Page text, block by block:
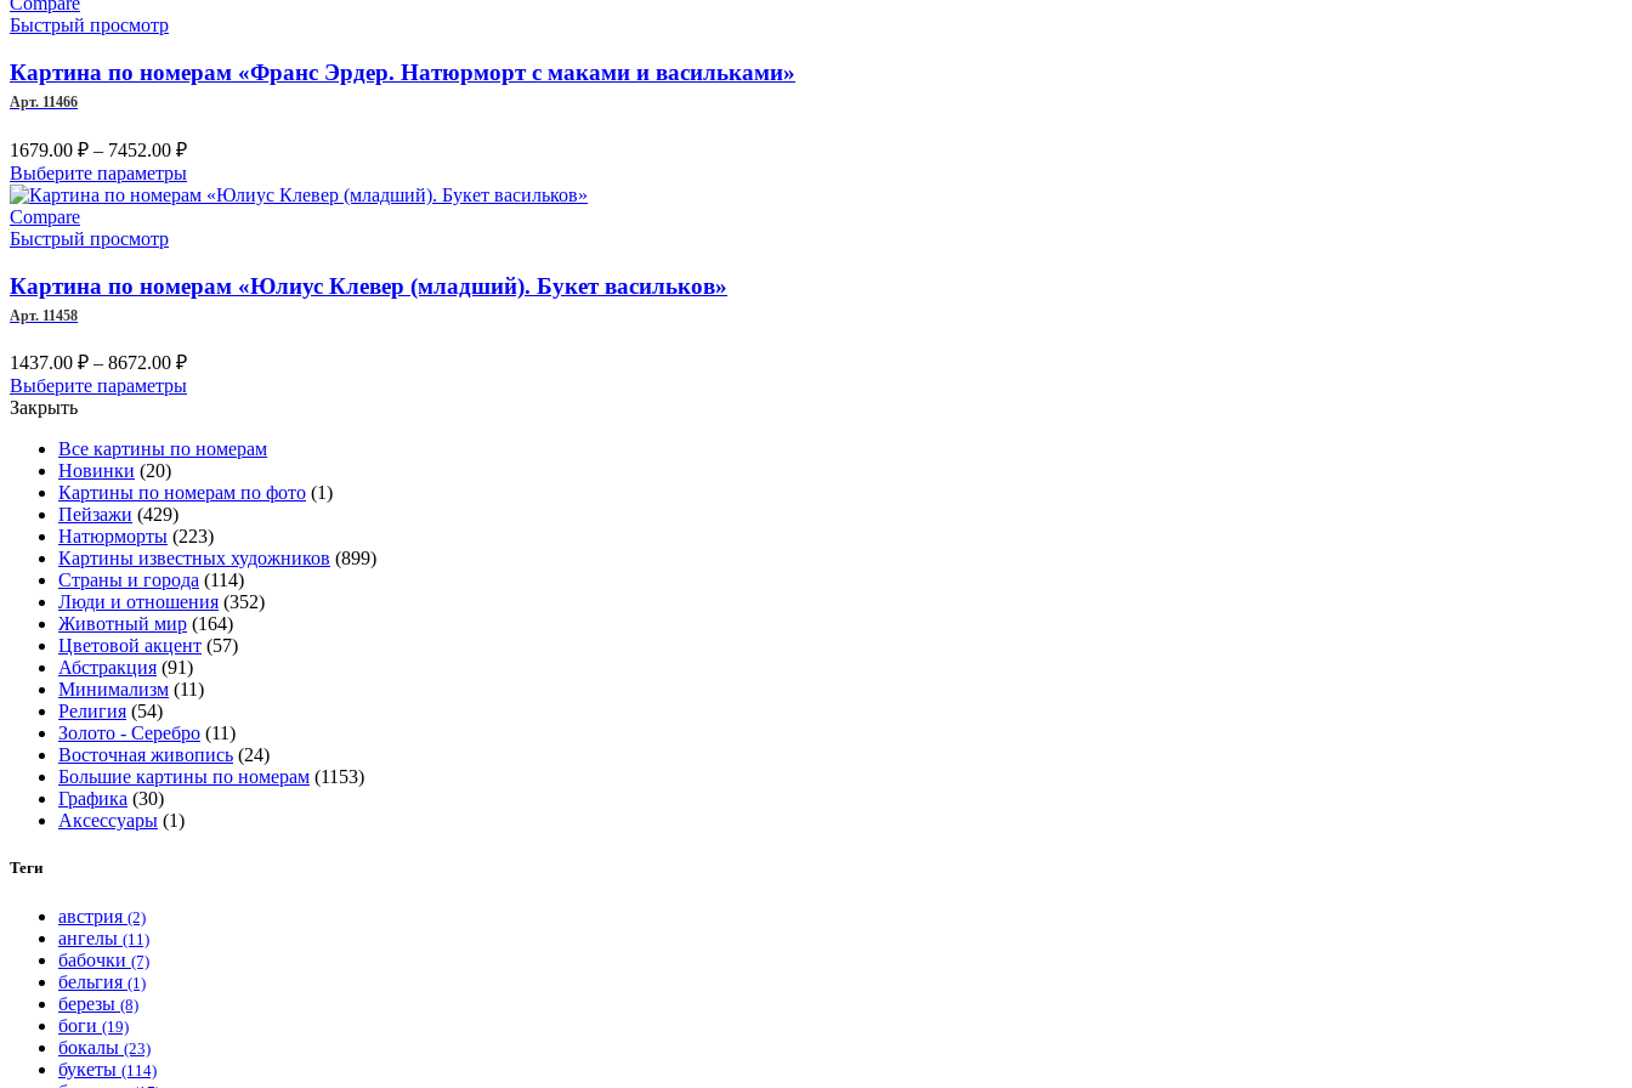
Опции
можно
странице
товара.
Быстрый просмотр
Картина по номерам «Франс Эрдер. Натюрморт с маками и васильками»
Арт. 11466
1679.00 ₽ – 7452.00 ₽Диапазон
цен:
1679.00 ₽
Выберите параметрыЭтот
товар
Опции
можно
странице
товара.
Compare
Быстрый просмотр
Картина по номерам «Юлиус Клевер (младший). Букет васильков»
Арт. 11458
1437.00 ₽ – 8672.00 ₽Диапазон
цен:
8672.00 ₽
Выберите параметрыЭтот
несколько
Опции
выбрать
на
странице
товара.
Закрыть
Все картины по номерам
Новинки (20)
Картины по номерам по фото (1)
Пейзажи (429)
Натюрморты (223)
Картины известных художников (899)
Страны и города (114)
Люди и отношения (352)
Животный мир (164)
Цветовой акцент (57)
Абстракция (91)
Минимализм (11)
Религия (54)
Золото - Серебро (11)
Восточная живопись (24)
Большие картины по номерам (1153)
Графика (30)
Аксессуары (1)
Теги
австрия (2)
ангелы (11)
бабочки (7)
бельгия (1)
березы (8)
боги (19)
бокалы (23)
букеты (114)